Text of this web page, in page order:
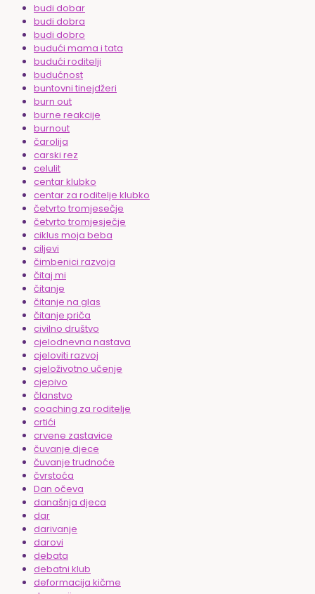
budi dobar
budi dobra
budi dobro
budući mama i tata
budući roditelji
budućnost
buntovni tinejdžeri
burn out
burne reakcije
burnout
čarolija
carski rez
celulit
centar klubko
centar za roditelje klubko
četvrto tromjesečje
četvrto tromjesječje
ciklus moja beba
ciljevi
čimbenici razvoja
čitaj mi
čitanje
čitanje na glas
čitanje priča
civilno društvo
cjelodnevna nastava
cjeloviti razvoj
cjeloživotno učenje
cjepivo
članstvo
coaching za roditelje
crtići
crvene zastavice
čuvanje djece
čuvanje trudnoće
čvrstoća
Dan očeva
današnja djeca
dar
darivanje
darovi
debata
debatni klub
deformacija kičme